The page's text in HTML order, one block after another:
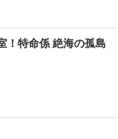
特命係 絶海の孤島